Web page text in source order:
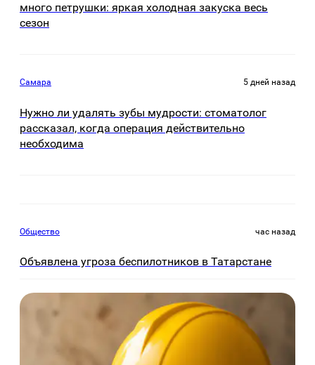
много петрушки: яркая холодная закуска весь
сезон
Самара 5 дней назад
Нужно ли удалять зубы мудрости: стоматолог
рассказал, когда операция действительно
необходима
Общество час назад
Объявлена угроза беспилотников в Татарстане